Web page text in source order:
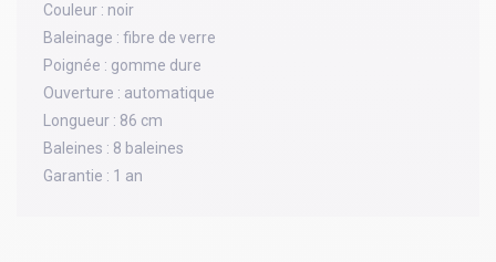
Couleur : noir
Baleinage : fibre de verre
Poignée : gomme dure
Ouverture : automatique
Longueur : 86 cm
Baleines : 8 baleines
Garantie : 1 an